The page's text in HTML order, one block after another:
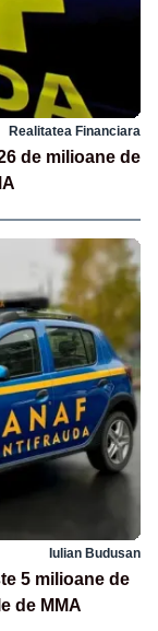
Realitatea Financiara
de milioane de
Iulian Budusan
5 milioane de
de MMA